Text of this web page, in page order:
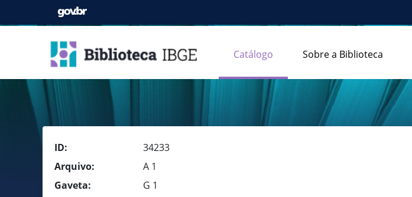
Catálogo Sobre a Biblioteca
ID:
34233
Arquivo:
A 1
Gaveta:
G 1